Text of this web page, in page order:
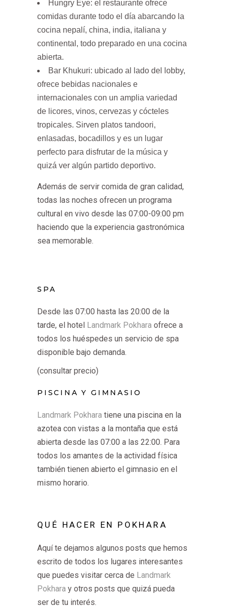
Hungry Eye: el restaurante ofrece
comidas durante todo el día abarcando la
cocina nepalí, china, india, italiana y
continental, todo preparado en una cocina
abierta.
Bar Khukuri: ubicado al lado del lobby,
ofrece bebidas nacionales e
internacionales con un amplia variedad
de licores, vinos, cervezas y cócteles
tropicales. Sirven platos tandoori,
enlasadas, bocadillos y es un lugar
perfecto para disfrutar de la música y
quizá ver algún partido deportivo.
Además de servir comida de gran calidad,
todas las noches ofrecen un programa
cultural en vivo desde las 07:00-09:00 pm
haciendo que la experiencia gastronómica
sea memorable.
SPA
Desde las 07:00 hasta las 20:00 de la
tarde, el hotel Landmark Pokhara ofrece a
todos los huéspedes un servicio de spa
disponible bajo demanda.
(consultar precio)
PISCINA Y GIMNASIO
Landmark Pokhara tiene una piscina en la
azotea con vistas a la montaña que está
abierta desde las 07:00 a las 22:00. Para
todos los amantes de la actividad física
también tienen abierto el gimnasio en el
mismo horario.
QUÉ HACER EN POKHARA
Aquí te dejamos algunos posts que hemos
escrito de todos los lugares interesantes
que puedes visitar cerca de Landmark
Pokhara y otros posts que quizá pueda
ser de tu interés.